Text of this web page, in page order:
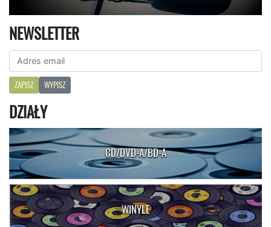
NEWSLETTER
ZAPISZ WYPISZ
DZIAŁY
CD/DVD-A/BD-A
WINYLE